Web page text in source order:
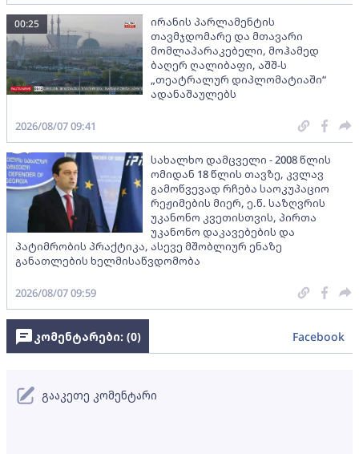
ირანის პარლამენტის
თავმჯდომარე და მთავარი
მომლაპარაკებელი, მოჰამედ
ბაღერ ღალიბაფი, აშშ-ს
„თეატრალურ დიპლომატიაში“
ადანაშაულებს
00:25
2026/08/07 09:41
სახალხო დამცველი - 2008 წლის
ომიდან 18 წლის თავზე, კვლავ
გამოწვევად რჩება საოკუპაციო
რეჟიმების მიერ, ე.წ. საზღვრის
უკანონო კვეთისთვის, პირთა
უკანონო დაკავებების და
პატიმრობის პრაქტიკა, ასევე მშობლიურ ენაზე
განათლების ხელმისაწვდომობა
2026/08/07 09:59
კომენტარები: (0) Facebook
გააკეთე კომენტარი